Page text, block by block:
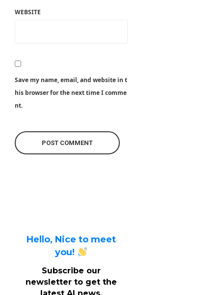
WEBSITE
Save my name, email, and website in t
his browser for the next time I comme
nt.
Hello, Nice to meet
you!
Subscribe our
newsletter to get the